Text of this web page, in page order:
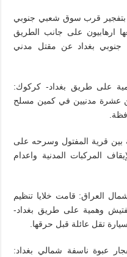
بتفجير قرب سوق شعبي جنوبي
ارهابيون على جانب الطريق
بغداد عن مقتل مدني
وهمية على طريق بغداد- كركوك:
عشرة مدنيين في كمين مسلح
بين قرية المفتول وسرحه على
المركبات المدنية واعدام
العراق: قامت خلايا تنظيم
وهمية على طريق بغداد-
تقل عائلة قبل حرقها.
عبوة ناسفة شمالي بغداد: